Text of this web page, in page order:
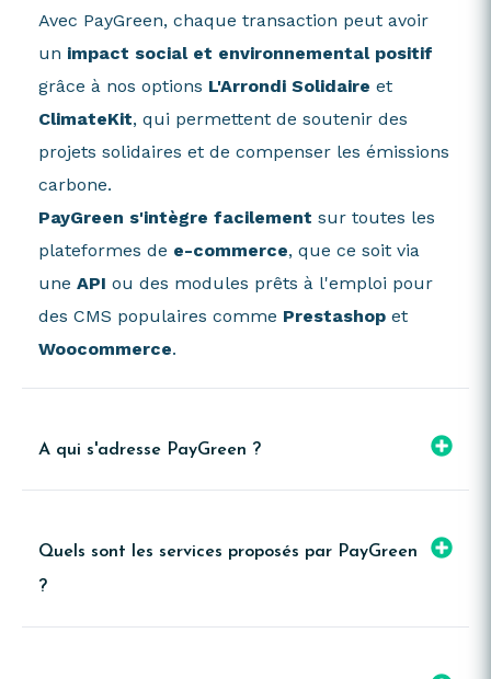
Avec PayGreen, chaque transaction peut avoir
un impact social et environnemental positif
grâce à nos options L'Arrondi Solidaire et
ClimateKit, qui permettent de soutenir des
projets solidaires et de compenser les émissions
carbone.
PayGreen s'intègre facilement sur toutes les
plateformes de e-commerce, que ce soit via
une API ou des modules prêts à l'emploi pour
des CMS populaires comme Prestashop et
Woocommerce.
A qui s'adresse PayGreen ?
Quels sont les services proposés par PayGreen
?